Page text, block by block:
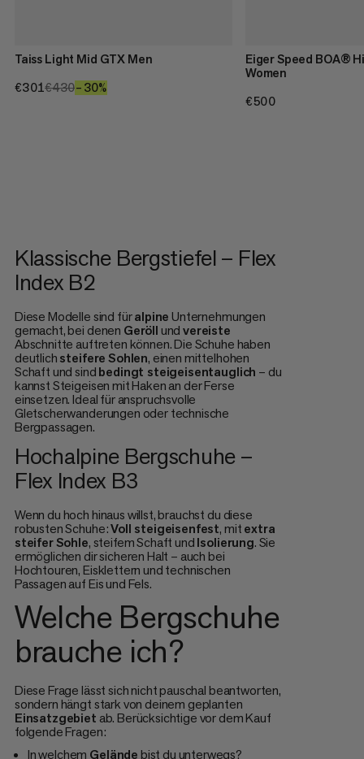
Taiss Light Mid GTX Men
€301€301
€430€430
–30%
Eiger Speed BOA®
Women
€500
Klassische Bergstiefel – Flex
Index B2
Diese Modelle sind füralpineUnternehmungen
gemacht, bei denen Geröllundvereiste
Abschnitte auftreten können. Die Schuhe haben
deutlichsteifereSohlen, einen mittelhohen
Schaft und sindbedingt steigeisentauglich – du
kannst Steigeisen mit Haken an der Ferse
einsetzen. Ideal für anspruchsvolle
Gletscherwanderungen oder technische
Bergpassagen.
Hochalpine Bergschuhe –
Flex Index B3
Wenn du hoch hinaus willst, brauchst du diese
robusten Schuhe:Voll steigeisenfest, mitextra
steiferSohle, steifem Schaft undIsolierung. Sie
ermöglichen dir sicheren Halt – auch bei
Hochtouren, Eisklettern und technischen
Passagen auf Eis und Fels.
Welche Bergschuhe
brauche ich?
Diese Frage lässt sich nicht pauschal beantworten,
sondern hängt stark von deinem geplanten
Einsatzgebiet ab. Berücksichtige vor dem Kauf
folgende Fragen:
In welchem Geländebist du unterwegs?